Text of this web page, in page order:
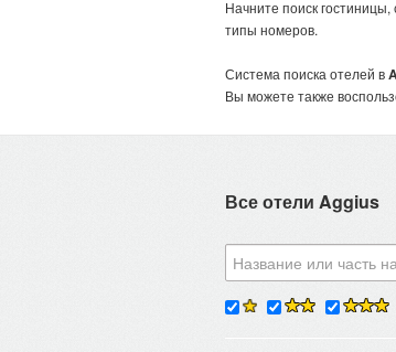
Начните поиск
типы номеров.
Система поиска отелей в
Вы можете также
Все отели Aggius